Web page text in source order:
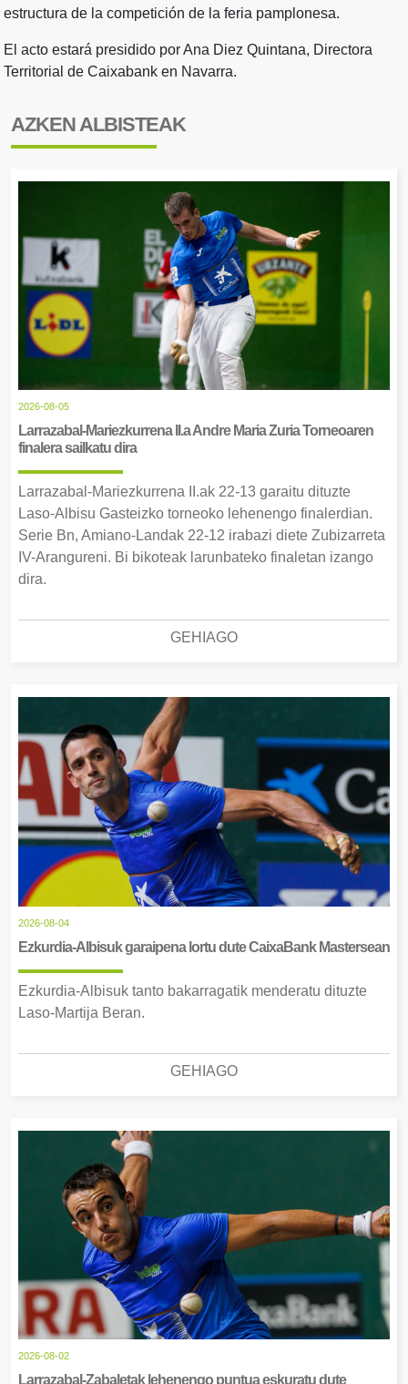
estructura de la competición de la feria pamplonesa.
El acto estará presidido por Ana Diez Quintana, Directora
Territorial de Caixabank en Navarra.
AZKEN ALBISTEAK
2026-08-05
Larrazabal-Mariezkurrena II.a Andre Maria Zuria Torneoaren
finalera sailkatu dira
Larrazabal-Mariezkurrena II.ak 22-13 garaitu dituzte
Laso-Albisu Gasteizko torneoko lehenengo finalerdian.
Serie Bn, Amiano-Landak 22-12 irabazi diete Zubizarreta
IV-Arangureni. Bi bikoteak larunbateko finaletan izango
dira.
GEHIAGO
2026-08-04
Ezkurdia-Albisuk garaipena lortu dute CaixaBank Mastersean
Ezkurdia-Albisuk tanto bakarragatik menderatu dituzte
Laso-Martija Beran.
GEHIAGO
2026-08-02
Larrazabal-Zabaletak lehenengo puntua eskuratu dute